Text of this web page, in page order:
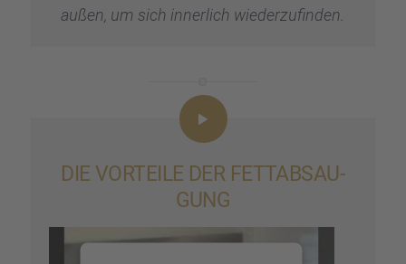
außen, um sich inner­lich wieder­zu­fin­den.
DIE VORTEILE DER FETTAB­SAU­
GUNG